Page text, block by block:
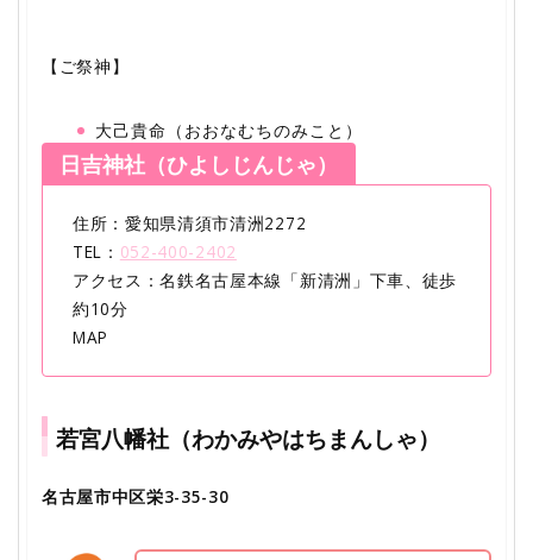
【ご祭神】
大己貴命（おおなむちのみこと）
日吉神社（ひよしじんじゃ）
住所：愛知県清須市清洲2272
TEL： 052-400-2402
アクセス：名鉄名古屋本線「新清洲」下車、徒歩
約10分
MAP
若宮八幡社（わかみやはちまんしゃ）
名古屋市中区栄3-35-30